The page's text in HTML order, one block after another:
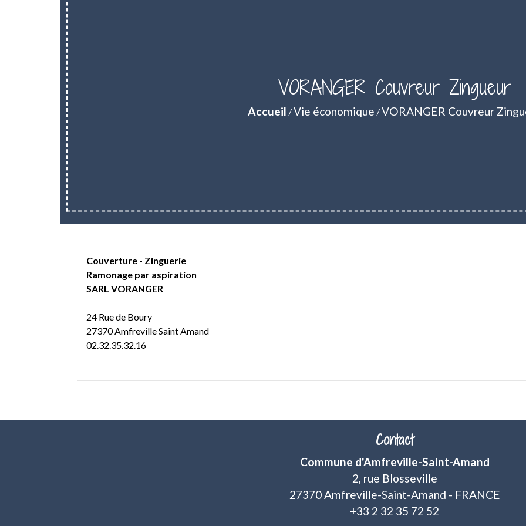
VORANGER Couvreur Zingueur
Accueil /Vie économique /VORANGER Couvreur
Couverture - Zinguerie
Ramonage par aspiration
SARL VORANGER
24 Rue de Boury
27370 Amfreville Saint Amand
02.32.35.32.16
Contact
Commune d'Amfreville-Saint-Amand
2, rue Blosseville
27370 Amfreville-Saint-Amand - FRANCE
+33 2 32 35 72 52